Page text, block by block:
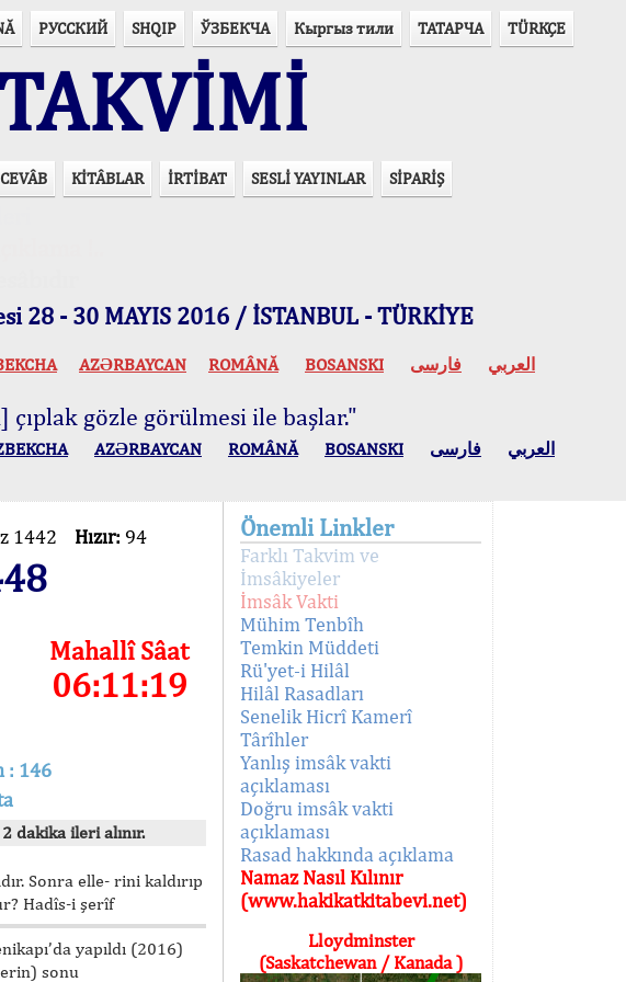
РУССКИЙ SHQIP ЎЗБЕКЧА Кыргыз тили ТАТАРЧА TÜRKÇE
KİTÂBLAR İRTİBAT SESLİ YAYINLAR SİPARİŞ
28 - 30 MAYIS 2016 / İSTANBUL - TÜRKİYE
AZӘRBAYCAN ROMÂNĂ BOSANSKI العربي فارسی
gözle görülmesi ile başlar."
AZӘRBAYCAN ROMÂNĂ BOSANSKI العربي فارسی
1442 Hızır: 94
Mahallî Sâat
06:11:19
: 146
dakika ileri alınır.
Sonra elle- rini kaldırıp
Hadîs-i şerîf
yapıldı (2016)
sonu
Önemli Linkler
Farklı Takvim ve
İmsâkiyeler
İmsâk Vakti
Mühim Tenbîh
Temkin Müddeti
Rü'yet-i Hilâl
Hilâl Rasadları
Senelik Hicrî Kamerî
Târîhler
Yanlış imsâk vakti
açıklaması
Doğru imsâk vakti
açıklaması
Rasad hakkında açıklama
Namaz Nasıl Kılınır
(www.hakikatkitabevi.net)
Lloydminster
(Saskatchewan / Kanada )